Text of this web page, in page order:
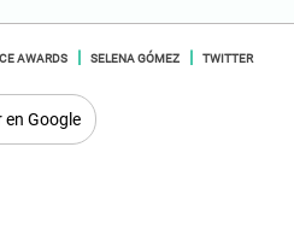
AWARDS SELENA GÓMEZ TWITTER
en Google